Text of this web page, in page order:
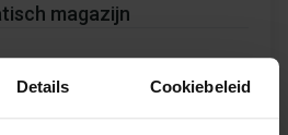
Details Cookiebeleid
magazijn